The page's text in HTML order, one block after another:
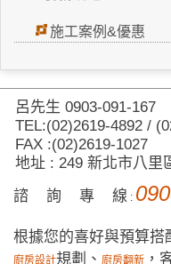
施工案例&優惠
呂先生 0903-091-167
TEL:(02)2619-4892 /
FAX :(02)2619-1027
地址 : 249 新北市八里
諮 詢 專 線 :
根據您的喜好與預算搭
廚房設計規劃、 廚房翻新 ，